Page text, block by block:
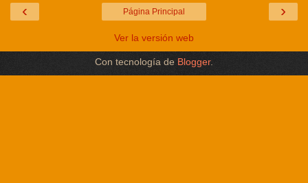
‹ ›
Página Principal
Ver la versión web
Con tecnología de Blogger.